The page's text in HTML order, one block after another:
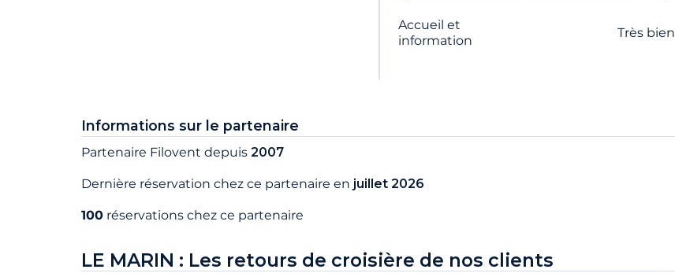
Accueil et
information
Très bien
Informations sur le partenaire
Partenaire Filovent depuis 2007
Dernière réservation chez ce partenaire en juillet 2026
100 réservations chez ce partenaire
LE MARIN : Les retours de croisière de nos clients